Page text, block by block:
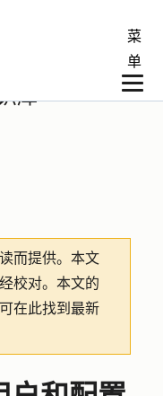
菜
单
库
而提供。 本文
校对。本文的
在此找到最新